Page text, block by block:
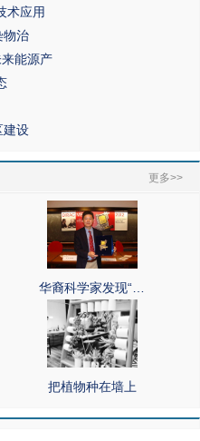
术应用
物治
能源产
建设
更多>>
华裔科学家发现“…
把植物种在墙上